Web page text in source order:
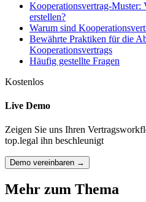
Kooperationsvertrag-Muster:
erstellen?
Warum sind
Bewährte Praktiken für die
Kooperationsvertrags
Häufig gestellte Fragen
Kostenlos
Live Demo
Zeigen Sie uns Ihren
top.legal ihn beschleunigt
Demo vereinbaren →
Mehr zum Thema